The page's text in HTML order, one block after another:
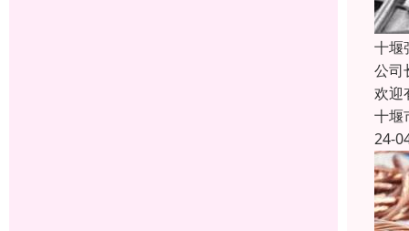
十堰
公司
欢迎
十堰
24-